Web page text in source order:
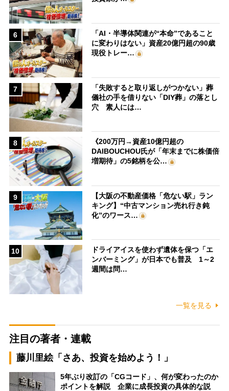
6
「AI・半導体関連が“本命”であること
に変わりはない」資産20億円超の90歳
現役トレー…
7
「失敗すると取り返しがつかない」葬
儀社の手を借りない「DIY葬」の落とし
穴 素人には…
8
《200万円→資産10億円超の
DAIBOUCHOU氏が「年末までに株価倍
増期待」の5銘柄を公…
9
【大阪の不動産価格「危ない駅」ラン
キング】“中古マンション売れ行き鈍
化”のワース…
10
ドライアイスを使わず遺体を保つ「エ
ンバーミング」が日本でも普及 1～2
週間は問…
一覧を見る
注目の著者・連載
藤川里絵「さあ、投資を始めよう！」
5年ぶり改訂の「CGコード」、何が変わったのか
ポイントを解説 企業に成長投資の具体的な説